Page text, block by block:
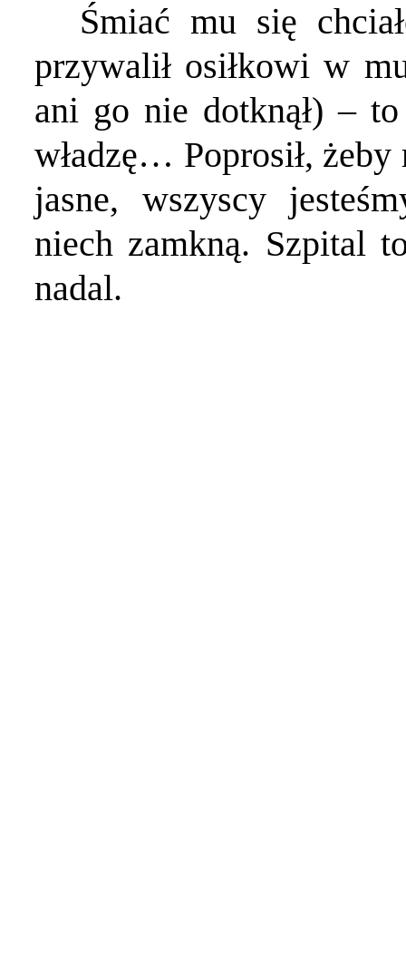
Śmiać mu się
przywalił osiłkowi w
ani go nie dotknął) –
władzę… Poprosił,
jasne, wszyscy
niech zamkną. Szpital
nadal.